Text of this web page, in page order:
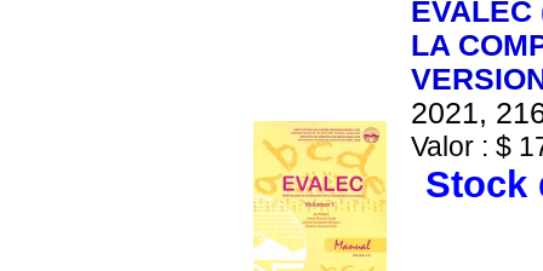
EVALEC
LA
2021,
Valor : $
Stock